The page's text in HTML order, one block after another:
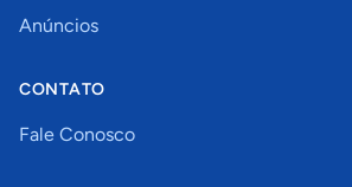
Anúncios
CONTATO
Fale Conosco